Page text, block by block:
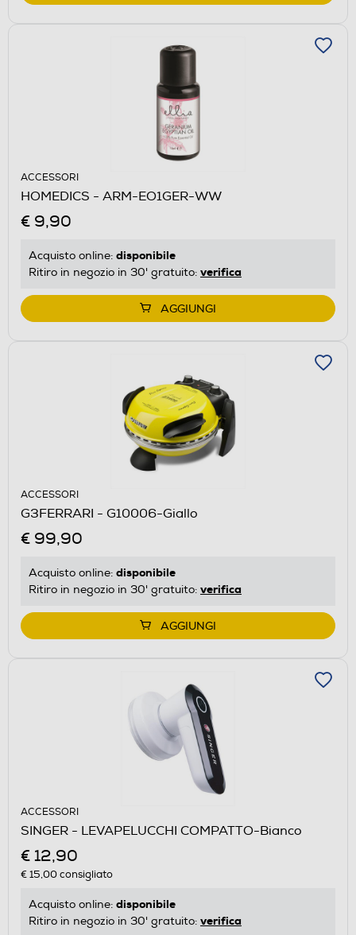
ACCESSORI
HOMEDICS - ARM-EO1GER-WW
€ 9,90
Acquisto online: disponibile
Ritiro in negozio in 30' gratuito: verifica
AGGIUNGI
ACCESSORI
G3FERRARI - G10006-Giallo
€ 99,90
Acquisto online: disponibile
Ritiro in negozio in 30' gratuito: verifica
AGGIUNGI
ACCESSORI
SINGER - LEVAPELUCCHI COMPATTO-Bianco
€ 12,90
€ 15,00consigliato
Acquisto online: disponibile
Ritiro in negozio in 30' gratuito: verifica